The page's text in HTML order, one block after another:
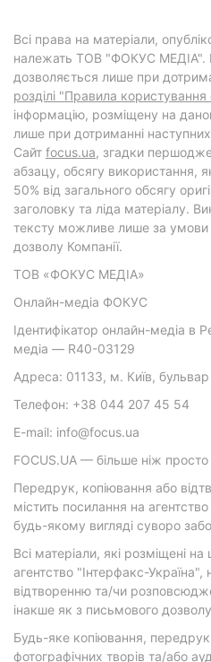
Всі права на матеріали,
належать ТОВ "ФОКУС МЕДІА".
дозволяється лише при
розділі "Правила
інформацію, розміщену на
лише при дотриманні
Cайт focus.ua, згадки
абзацу, обсягу використання,
50% від загального обсягу
заголовку та ліда матеріалу.
тексту можливе лише за
дозволу Компанії.
ТОВ «ФОКУС МЕДІА»
Онлайн-медіа ФОКУС
Ідентифікатор онлайн-медіа в
медіа — R40-03129
Адреса: 01133, м. Київ, бульвар
Телефон: +38 044 207 45 54
E-mail: info@focus.ua
FOCUS.UA — більше ніж
Передрук, копіювання або
містить посилання на
будь-якому вигляді суворо
Всі матеріали, які розміщені
агентство "Інтерфакс-
відтворенню та/чи
інакше як з письмового
Будь-яке копіювання, передрук
фотографічних творів та/або